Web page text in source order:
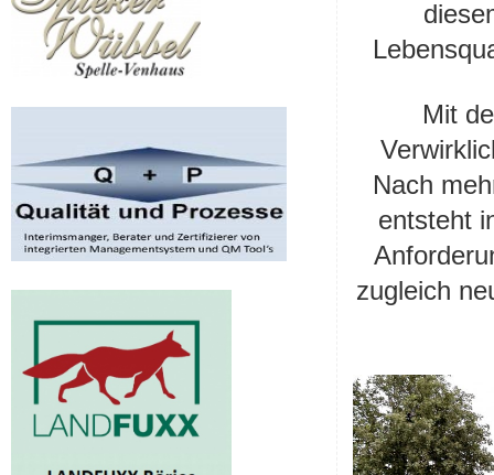
Mit
Nach
entsteht
zugleich